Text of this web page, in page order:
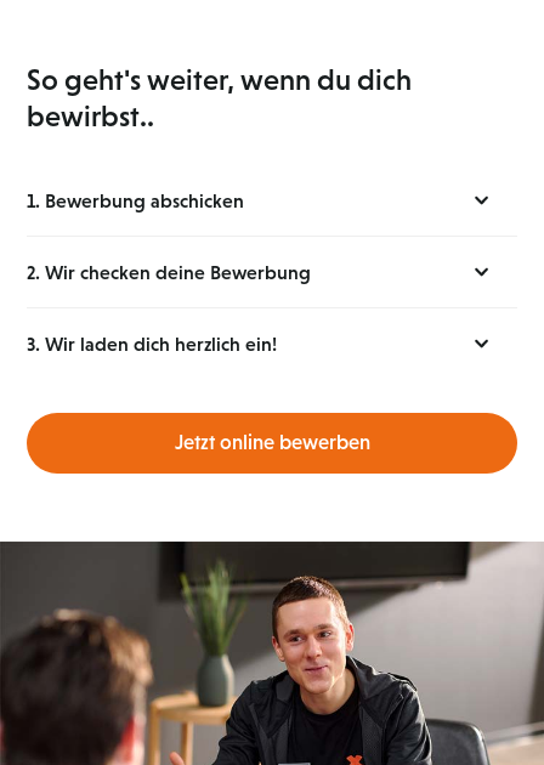
So geht's weiter, wenn du dich
bewirbst..
1. Bewerbung abschicken
2. Wir checken deine Bewerbung
3. Wir laden dich herzlich ein!
Jetzt online bewerben